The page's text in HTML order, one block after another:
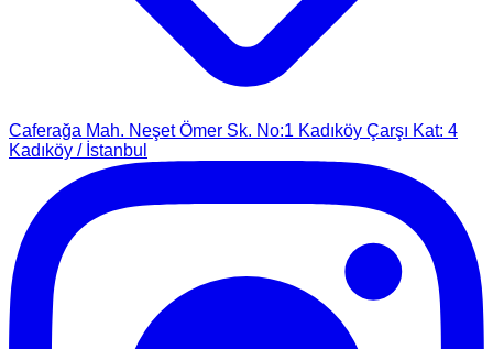
Caferağa Mah. Neşet Ömer Sk. No:1 Kadıköy Çarşı Kat: 4
Kadıköy / İstanbul